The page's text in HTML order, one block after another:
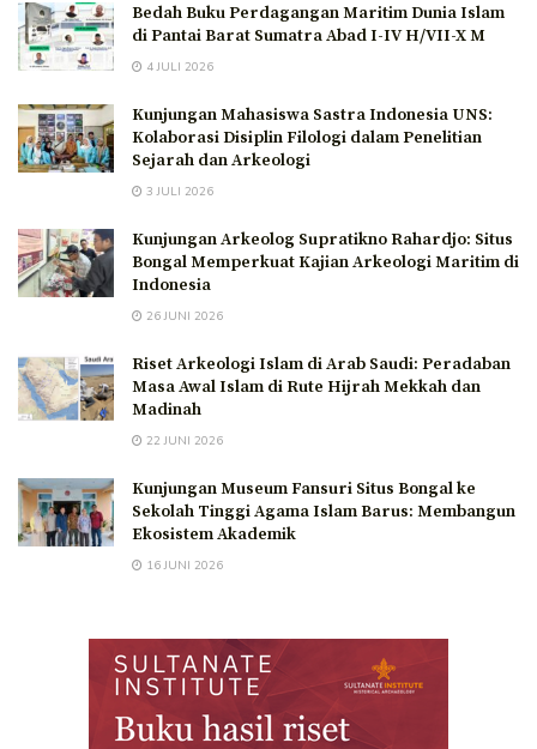
Bedah Buku Perdagangan Maritim Dunia Islam
di Pantai Barat Sumatra Abad I-IV H/VII-X M
4 JULI 2026
Kunjungan Mahasiswa Sastra Indonesia UNS:
Kolaborasi Disiplin Filologi dalam Penelitian
Sejarah dan Arkeologi
3 JULI 2026
Kunjungan Arkeolog Supratikno Rahardjo: Situs
Bongal Memperkuat Kajian Arkeologi Maritim di
Indonesia
26 JUNI 2026
Riset Arkeologi Islam di Arab Saudi: Peradaban
Masa Awal Islam di Rute Hijrah Mekkah dan
Madinah
22 JUNI 2026
Kunjungan Museum Fansuri Situs Bongal ke
Sekolah Tinggi Agama Islam Barus: Membangun
Ekosistem Akademik
16 JUNI 2026